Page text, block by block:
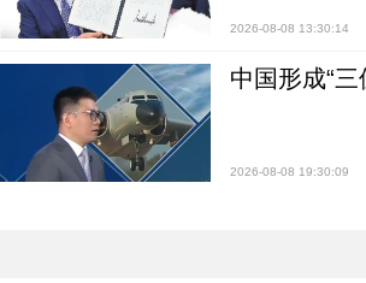
2026-08-08 13:30:14
中国形成“
2026-08-08 19:30:09